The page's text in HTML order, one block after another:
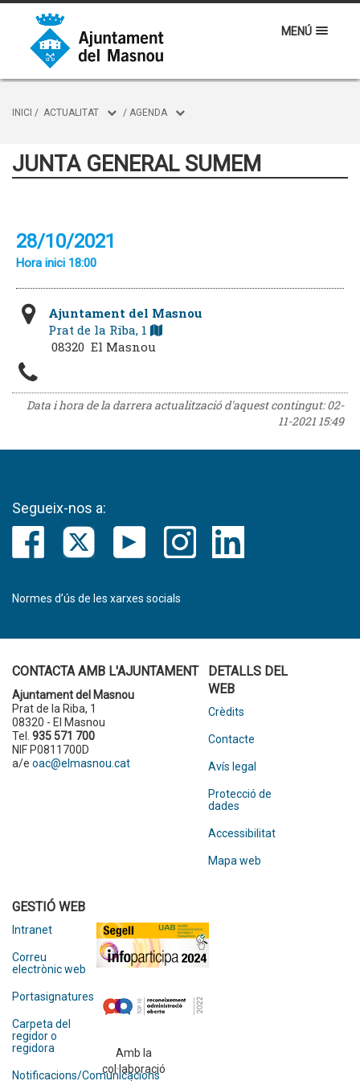
MENÚ
INICI / ACTUALITAT / AGENDA
JUNTA GENERAL SUMEM
28/10/2021
Hora inici 18:00
Ajuntament del Masnou
Prat de la Riba, 1
08320 El Masnou
Data i hora de la darrera actualització d'aquest contingut:02-
11-2021 15:49
Segueix-nos a:
Normes d’ús de les xarxes socials
CONTACTA AMB L'AJUNTAMENT
Ajuntament del Masnou
Prat de la Riba, 1
08320 - El Masnou
Tel. 935 571 700
NIF P0811700D
a/e oac@elmasnou.cat
DETALLS DEL
WEB
Crèdits
Contacte
Avís legal
Protecció de
dades
Accessibilitat
Mapa web
GESTIÓ WEB
Intranet
Correu
electrònic web
Portasignatures
Carpeta del
regidor o
regidora
Notificacions/Comunicacions
Amb la
col·laboració